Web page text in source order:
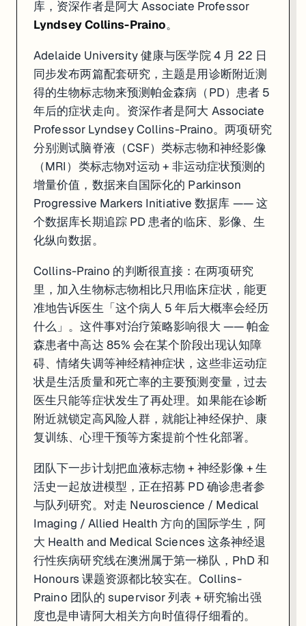
库，资深作者是阿大 Associate Professor
Lyndsey Collins-Praino。
Adelaide University 健康与医学院 4 月 22 日
同步发布两篇配套研究，主题是用诊断附近测
得的生物标志物来预测帕金森病（PD）患者 5
年后的症状走向。资深作者是阿大 Associate
Professor Lyndsey Collins-Praino。两项研究
分别测试脑脊液（CSF）类标志物和神经影像
（MRI）类标志物对运动 + 非运动症状预测的
增量价值，数据来自国际化的 Parkinson
Progressive Markers Initiative 数据库 —— 这
个数据库长期追踪 PD 患者的临床、影像、生
化纵向数据。
Collins-Praino 的判断很直接：在两项研究
里，加入生物标志物相比只用临床症状，能更
准地告诉医生「这个病人 5 年后大概率会经历
什么」。这件事对治疗策略影响很大 —— 帕金
森患者中高达 85% 会在某个阶段出现认知障
碍、情绪失调等神经精神症状，这些非运动症
状是生活质量和死亡率的主要预测变量，过去
医生只能等症状发生了再处理。如果能在诊断
附近就锁定高风险人群，就能让神经保护、康
复训练、心理干预等方案提前个性化部署。
团队下一步计划把血液标志物 + 神经影像 + 生
活史一起放进模型，正在招募 PD 确诊患者参
与队列研究。对走 Neuroscience / Medical
Imaging / Allied Health 方向的国际学生，阿
大 Health and Medical Sciences 这条神经退
行性疾病研究线在澳洲属于第一梯队，PhD 和
Honours 课题资源都比较实在。Collins-
Praino 团队的 supervisor 列表 + 研究输出强
度也是申请阿大相关方向时值得仔细看的。